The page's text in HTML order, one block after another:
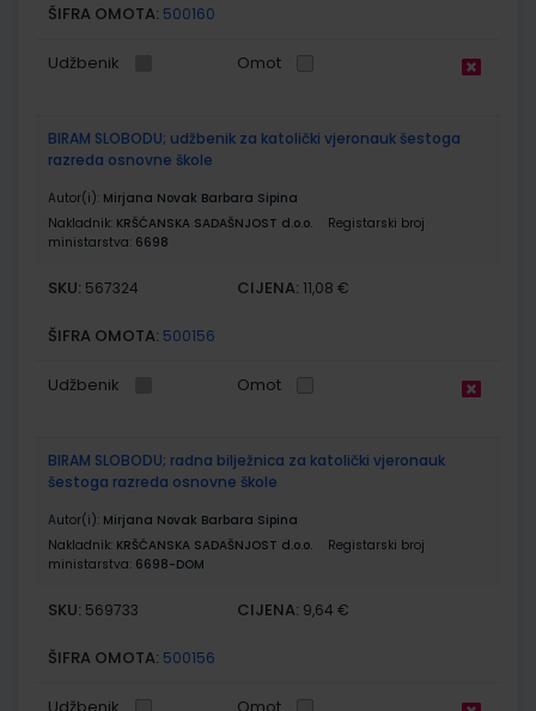
ŠIFRA OMOTA: 500160
Udžbenik Omot
BIRAM SLOBODU; udžbenik za katolički vjeronauk šestoga
razreda osnovne škole
Autor(i): Mirjana Novak Barbara Sipina
Nakladnik: KRŠĆANSKA SADAŠNJOST d.o.o.
Registarski broj
ministarstva: 6698
SKU: 567324 CIJENA: 11,08 €
ŠIFRA OMOTA: 500156
Udžbenik Omot
BIRAM SLOBODU; radna bilježnica za katolički vjeronauk
šestoga razreda osnovne škole
Autor(i): Mirjana Novak Barbara Sipina
Nakladnik: KRŠĆANSKA SADAŠNJOST d.o.o.
Registarski broj
ministarstva: 6698-DOM
SKU: 569733 CIJENA: 9,64 €
ŠIFRA OMOTA: 500156